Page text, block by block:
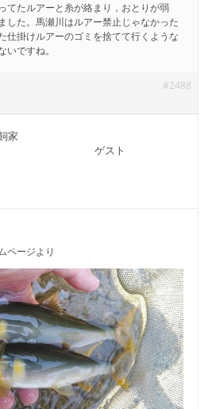
てたルアーと糸が絡まり，おとりが弱
した。馬瀬川はルアー禁止じゃなかった
掛けルアーのゴミを捨てて行くような
いですね。
#2488
家
ゲスト
ページより